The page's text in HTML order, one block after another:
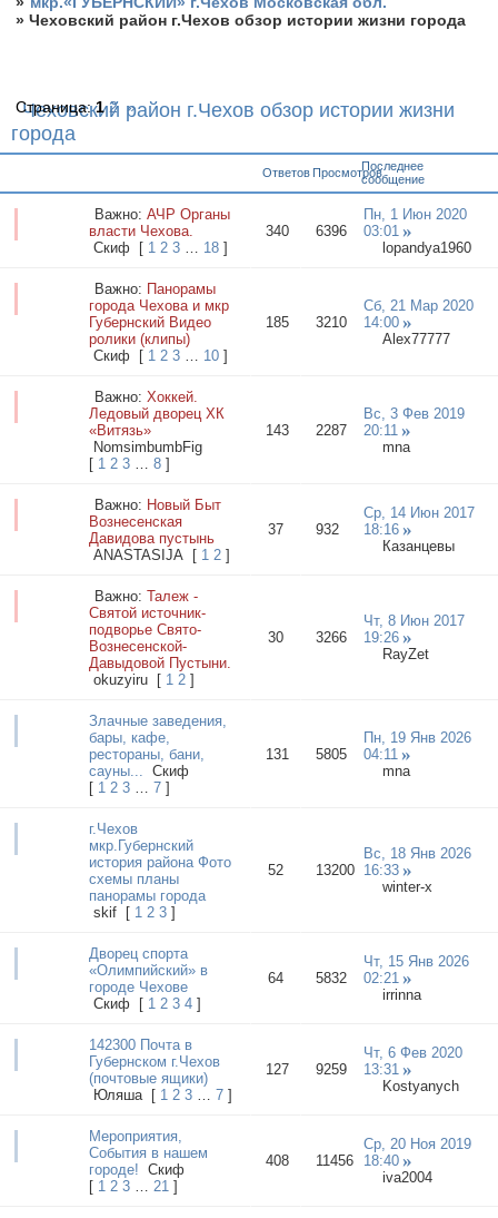
»Чеховский район г.Чехов обзор истории жизни города
Чеховский район г.Чехов обзор истории жизни
города
Страница:1 2 »
Ответов ПросмотровПоследнее
сообщение
Важно: АЧР Органы
власти Чехова.
Cкиф
[ 1 2 3 … 18 ]
340 6396
Пн, 1 Июн 2020
03:01
lopandya1960
Важно: Панорамы
города Чехова и мкр
Губернский Видео
ролики (клипы)
Cкиф
[ 1 2 3 … 10 ]
185 3210
Сб, 21 Мар 2020
14:00
Alex77777
Важно: Хоккей.
Ледовый дворец ХК
«Витязь»
NomsimbumbFig
[ 1 2 3 … 8 ]
143 2287
Вс, 3 Фев 2019
20:11
mna
Важно: Новый Быт
Вознесенская
Давидова пустынь
ANASTASIJA
[ 1 2 ]
37 932
Ср, 14 Июн 2017
18:16
Казанцевы
Важно: Талеж -
Святой источник-
подворье Свято-
Вознесенской-
Давыдовой Пустыни.
okuzyiru
[ 1 2 ]
30 3266
Чт, 8 Июн 2017
19:26
RayZet
Злачные заведения,
бары, кафе,
рестораны, бани,
сауны... Cкиф
[ 1 2 3 … 7 ]
131 5805
Пн, 19 Янв 2026
04:11
mna
г.Чехов
мкр.Губернский
история района Фото
схемы планы
панорамы города
skif
[ 1 2 3 ]
52 13200
Вс, 18 Янв 2026
16:33
winter-x
Дворец спорта
«Олимпийский» в
городе Чехове
Cкиф
[ 1 2 3 4 ]
64 5832
Чт, 15 Янв 2026
02:21
irrinna
142300 Почта в
Губернском г.Чехов
(почтовые ящики)
Юляша
[ 1 2 3 … 7 ]
127 9259
Чт, 6 Фев 2020
13:31
Kostyanych
Мероприятия,
События в нашем
городе! Cкиф
[ 1 2 3 … 21 ]
408 11456
Ср, 20 Ноя 2019
18:40
iva2004